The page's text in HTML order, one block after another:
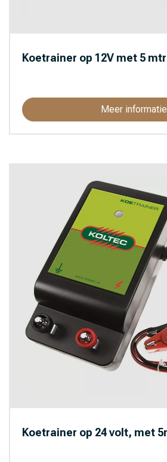
Koetrainer op 12V met 5
Meer informatie
Koetrainer op 24 volt, met